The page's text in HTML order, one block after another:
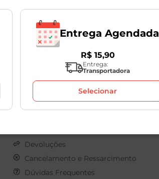
Sobre o seu Pedido
Clique e Retire
Devoluções
Cancelamento e Ressarcimento
Dúvidas Frequentes
Entrega Agendada
R$ 15,90
Entrega:
Transportadora
Selecionar